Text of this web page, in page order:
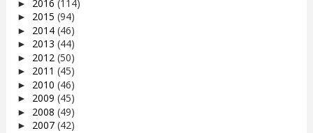
► 2016 (114)
► 2015 (94)
► 2014 (46)
► 2013 (44)
► 2012 (50)
► 2011 (45)
► 2010 (46)
► 2009 (45)
► 2008 (49)
► 2007 (42)